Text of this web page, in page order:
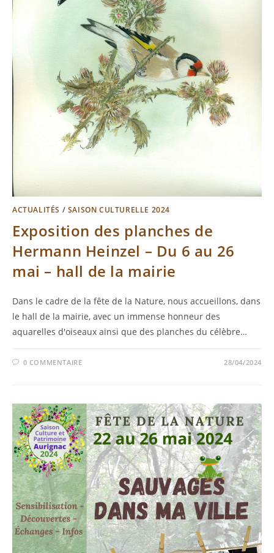
ACTUALITÉS / SAISON CULTURELLE 2024
Exposition des planches de
Hermann Heinzel – Du 6 au 26
mai – hall de la mairie
Dans le cadre de la fête de la Nature, nous accueillons, dans
le hall de la mairie, avec un immense honneur des
aquarelles d'oiseaux ainsi que des planches du célèbre…
0 COMMENTAIRE 28/04/2024